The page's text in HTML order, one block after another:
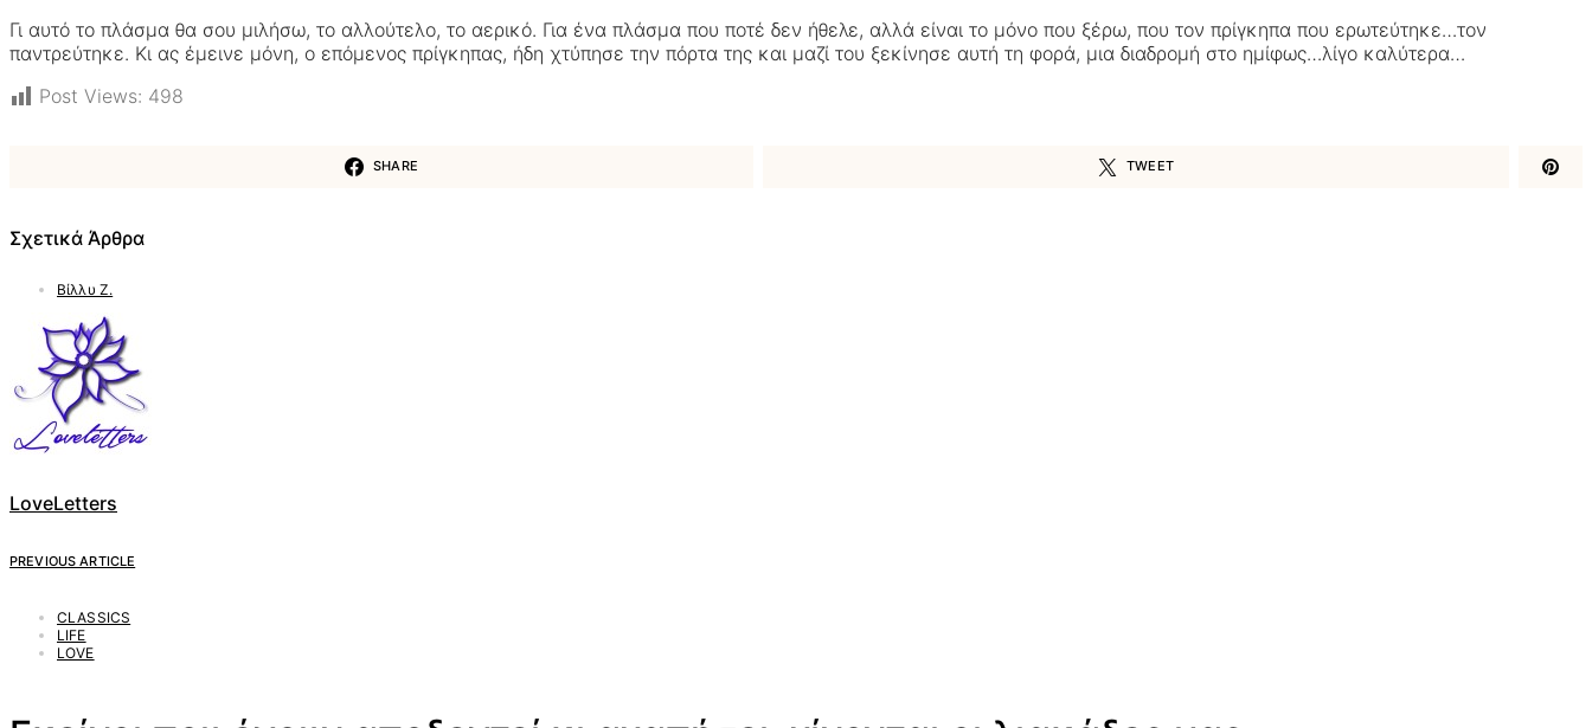
Γι αυτό το πλάσμα θα σου μιλήσω, το αλλούτελο, το αερικό. Για ένα πλάσμα που ποτέ δεν ήθελε, αλλά είναι το μόνο που ξέρω, που τον πρίγκηπα που ερωτεύτηκε…τον
παντρεύτηκε. Κι ας έμεινε μόνη, ο επόμενος πρίγκηπας, ήδη χτύπησε την πόρτα της και μαζί του ξεκίνησε αυτή τη φορά, μια διαδρομή στο ημίφως…λίγο καλύτερα…
Post Views: 498
SHARE TWEET
Σχετικά Άρθρα
Βίλλυ Ζ.
LoveLetters
PREVIOUS ARTICLE
CLASSICS
LIFE
LOVE